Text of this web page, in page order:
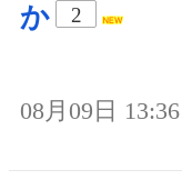
か
2
08月09日 13:36